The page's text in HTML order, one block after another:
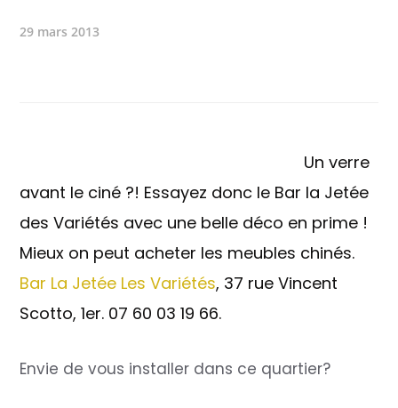
29 mars 2013
Un verre
avant le ciné ?! Essayez donc le Bar la Jetée
des Variétés avec une belle déco en prime !
Mieux on peut acheter les meubles chinés.
Bar La Jetée Les Variétés, 37 rue Vincent
Scotto, 1er. 07 60 03 19 66.
Envie de vous installer dans ce quartier?